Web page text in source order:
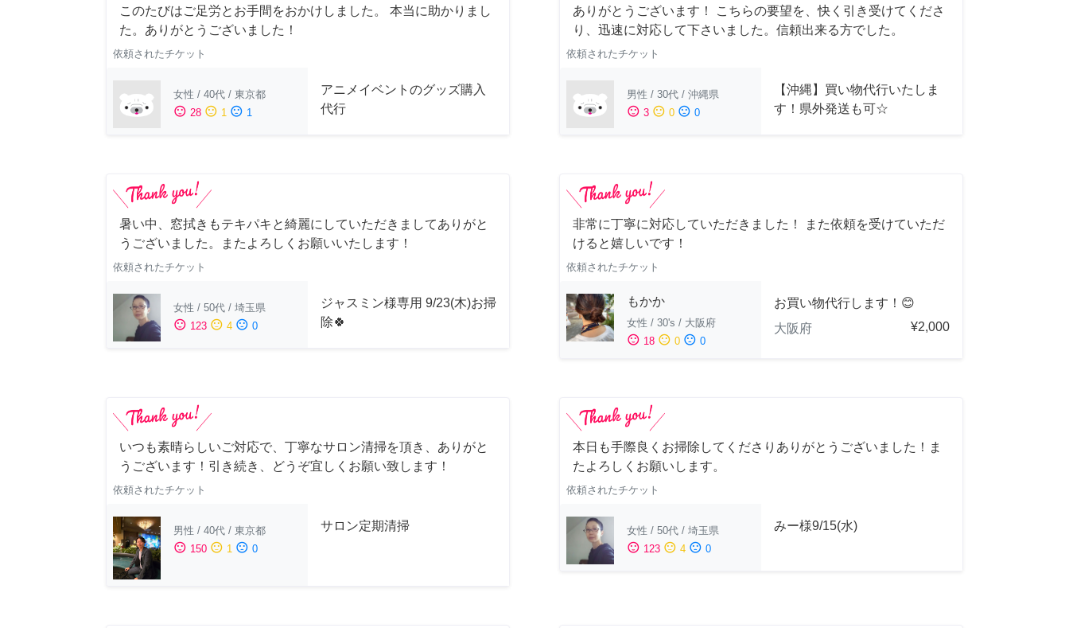
このたびはご足労とお手間をおかけしました。 本当に助かりまし
た。ありがとうございました！
依頼されたチケット
女性 / 40代 / 東京都
sentiment_satisfied 28 sentiment_neutral 1 sentiment_dissatisfied 1
アニメイベントのグッズ購入
代行
ありがとうございます！ こちらの要望を、快く引き受けてくださ
り、迅速に対応して下さいました。信頼出来る方でした。
依頼されたチケット
男性 / 30代 / 沖縄県
sentiment_satisfied 3 sentiment_neutral 0 sentiment_dissatisfied 0
【沖縄】買い物代行いたしま
す！県外発送も可☆
暑い中、窓拭きもテキパキと綺麗にしていただきましてありがと
うございました。またよろしくお願いいたします！
依頼されたチケット
女性 / 50代 / 埼玉県
sentiment_satisfied 123 sentiment_neutral 4 sentiment_dissatisfied 0
ジャスミン様専用 9/23(木)お掃
除🍀
非常に丁寧に対応していただきました！ また依頼を受けていただ
けると嬉しいです！
依頼されたチケット
もかか
女性 / 30's / 大阪府
sentiment_satisfied 18 sentiment_neutral 0 sentiment_dissatisfied 0
お買い物代行します！😊
大阪府
¥2,000
いつも素晴らしいご対応で、丁寧なサロン清掃を頂き、ありがと
うございます！引き続き、どうぞ宜しくお願い致します！
依頼されたチケット
男性 / 40代 / 東京都
sentiment_satisfied 150 sentiment_neutral 1 sentiment_dissatisfied 0
サロン定期清掃
本日も手際良くお掃除してくださりありがとうございました！ま
たよろしくお願いします。
依頼されたチケット
女性 / 50代 / 埼玉県
sentiment_satisfied 123 sentiment_neutral 4 sentiment_dissatisfied 0
みー様9/15(水)